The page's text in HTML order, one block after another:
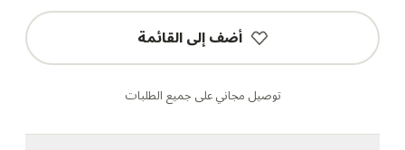
أضف إلى القائمة
توصيل مجاني على جميع الطلبات